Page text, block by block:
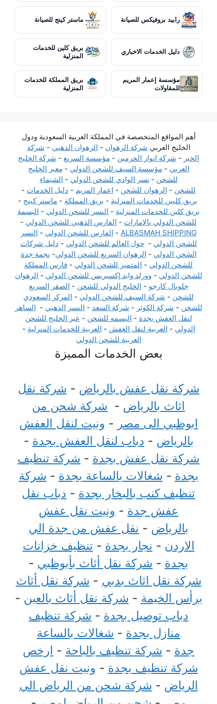
رابيد بروفيكس للصيانة ماستر كينج للصيانة
دليل الخدمات الاخباري
بريق كلين للخدمات
المنزلية
مؤسسة إعمار المريم
للمقاولات
بريق المملكة للخدمات
المنزلية
أهم المواقع المتخصصة في المملكة العربية السعودية ودول
الخليج العربي شركة الرهوان - الرهوان الذهبي - شركة
الخير - شركة انوار الحرمين - مؤسسة السريع - شركة الخليج
العربي - مؤسسة السيف للشحن الدولي - معبر الخليج
للشحن - نسر الوادي للشحن الدولي - الشيماء
للشحن - الرهوان للشحن - اعمار المريم - دليل الخدمات -
بريق كليين للخدمات المنزلية - بريق المملكة - ماستر كينج -
بريق كلين للخدمات المنزلية - النسر للشحن الدولي - البسمة
للشحن الدولي بالإمارات - الفارس الذهبي للشحن الدولي -
ALBASMAH SHIPPING
- الفارس للشحن الدولي - النسر
للشحن الدولي -حول العالم للشحن الدولي - دليل شركات
الشحن الدولي - الرهوان السريع للشحن الدولي- نجمة جدة
للشحن الدولي - المتميز للشحن الدولي - فارس المملكة
للشحن الدولي - وورلد وايد إكسبريس للشحن الدولي - الرهوان
جلوبال كارجو - الخليج الدولي للشحن - الصقر السريع
للشحن - شركة السيف للشحن الدولي - المركز السعودي
للشحن - شركة الكوثر - شركة السعد - النسر الذهبي - الساهر
لنقل العفش بجدة - البسمه للشحن - عبر الخليج للشحن
الدولي - العربية لنقل العفش - العربية للخدمات المنزلية -
العربية للشحن الدولي
بعض الخدمات المميزة
شركة نقل عفش بالرياض - شركة نقل
اثاث بالرياض - شركة شحن من
ابوظبي الى مصر - ونيت لنقل العفش
بالرياض - دباب لنقل العفش بجدة -
شركة نقل عفش بجدة - شركة تنظيف
بجدة - شغالات بالساعة بجدة - شركة
تنظيف كنب بالبخار بجدة - دباب نقل
عفش جدة - ونيت نقل عفش
بالرياض - نقل عفش من جدة الي
الاردن - نجار بجدة - تنظيف خزانات
بجدة - شركة نقل أثاث بأبوظبي -
شركة نقل اثاث بدبي - شركة نقل أثاث
برأس الخيمة - شركة نقل أثاث بالعين -
دباب توصيل بجدة - شركة تنظيف
منازل بجدة - شغالات بالساعة
جدة - شركة تنظيف بالباحة - ارخص
شركة تنظيف بجدة - ونيت نقل عفش
الرياض - شركة شحن من الرياض الي